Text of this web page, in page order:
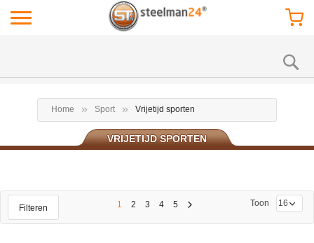
Home Sport Vrijetijd sporten
VRIJETIJD SPORTEN
Filteren 1 2 3 4 5 Toon